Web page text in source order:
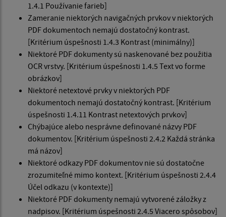
1.4.1 Používanie farieb]
Zameranie niektorých navigačných prvkov v niektorých
PDF dokumentoch nemajú dostatočný kontrast.
[Kritérium úspešnosti 1.4.3 Kontrast (minimálny)]
Niektoré PDF dokumenty sú naskenované bez použitia
OCR vrstvy. [Kritérium úspešnosti 1.4.5 Text vo forme
obrázkov]
Niektoré netextové prvky v niektorých PDF
dokumentoch nemajú dostatočný kontrast. [Kritérium
úspešnosti 1.4.11 Kontrast netextových prvkov]
Chýbajúce alebo nesprávne definované názvy PDF
dokumentov. [Kritérium úspešnosti 2.4.2 Každá stránka
má názov]
Niektoré odkazy PDF dokumentov nie sú dostatočne
zrozumiteľné mimo kontext. [Kritérium úspešnosti 2.4.4
Účel odkazu (v kontexte)]
Niektoré PDF dokumenty nemajú vytvorené záložky z
nadpisov. [Kritérium úspešnosti 2.4.5 Viacero spôsobov]